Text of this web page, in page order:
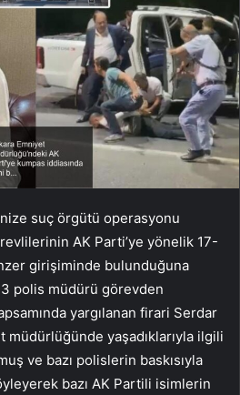
suç örgütü operasyonu
AK Parti’ye yönelik 17-
girişiminde bulunduğuna
polis müdürü görevden
yargılanan firari Serdar
müdürlüğünde yaşadıklarıyla ilgili
ve bazı polislerin baskısıyla
bazı AK Partili isimlerin